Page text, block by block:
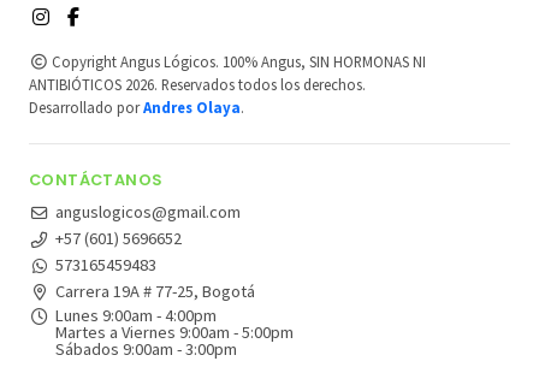
Copyright Angus Lógicos. 100% Angus, SIN HORMONAS NI
ANTIBIÓTICOS 2026. Reservados todos los derechos.
Desarrollado porAndres Olaya.
CONTÁCTANOS
anguslogicos@gmail.com
+57 (601) 5696652
573165459483
Carrera 19A # 77-25, Bogotá
Lunes 9:00am - 4:00pm
Martes a Viernes 9:00am - 5:00pm
Sábados 9:00am - 3:00pm